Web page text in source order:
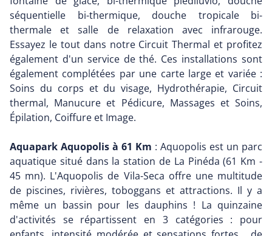
séquentielle bi-thermique, douche tropicale bi-
thermale et salle de relaxation avec infrarouge.
Essayez le tout dans notre Circuit Thermal et profitez
également d'un service de thé. Ces installations sont
également complétées par une carte large et variée :
Soins du corps et du visage, Hydrothérapie, Circuit
thermal, Manucure et Pédicure, Massages et Soins,
Épilation, Coiffure et Image.
Aquapark Aquopolis à 61 Km : Aquopolis est un parc
aquatique situé dans la station de La Pinéda (61 Km -
45 mn). L'Aquopolis de Vila-Seca offre une multitude
de piscines, rivières, toboggans et attractions. Il y a
même un bassin pour les dauphins ! La quinzaine
d'activités se répartissent en 3 catégories : pour